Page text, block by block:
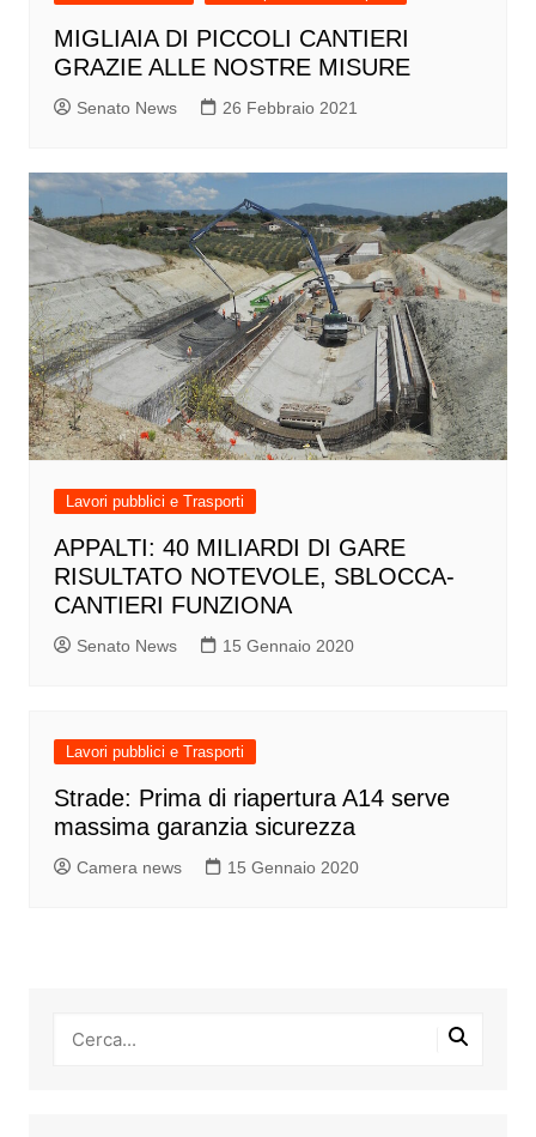
MIGLIAIA DI PICCOLI CANTIERI
GRAZIE ALLE NOSTRE MISURE
Senato News 26 Febbraio 2021
Lavori pubblici e Trasporti
APPALTI: 40 MILIARDI DI GARE
RISULTATO NOTEVOLE, SBLOCCA-
CANTIERI FUNZIONA
Senato News 15 Gennaio 2020
Lavori pubblici e Trasporti
Strade: Prima di riapertura A14 serve
massima garanzia sicurezza
Camera news 15 Gennaio 2020